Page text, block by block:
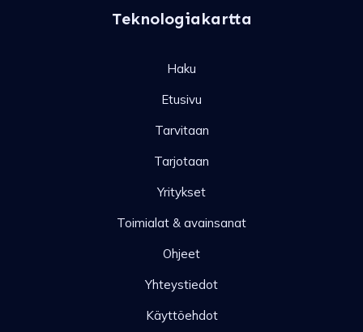
Teknologiakartta
Haku
Etusivu
Tarvitaan
Tarjotaan
Yritykset
Toimialat & avainsanat
Ohjeet
Yhteystiedot
Käyttöehdot